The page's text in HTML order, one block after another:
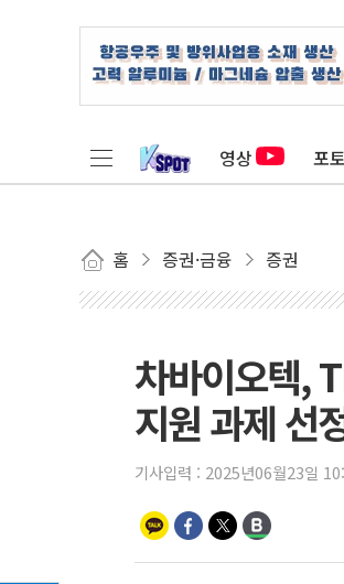
영상 포토
홈 증권·금융 증권
차바이오텍,
지원 과제 선
기사입력 : 2025년06월23일